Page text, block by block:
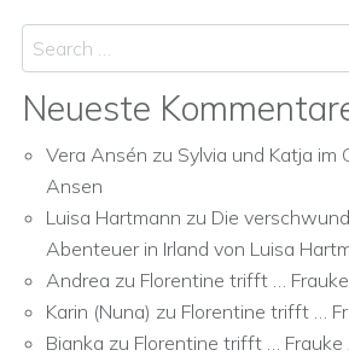
Search
Neueste
Vera Ansén zu Sylvia und Katja im
Ansen
Luisa Hartmann zu Die
Abenteuer in Irland von Luisa
Andrea zu Florentine trifft …
Karin (Nuna) zu Florentine trifft …
Bianka zu Florentine trifft … Frauke